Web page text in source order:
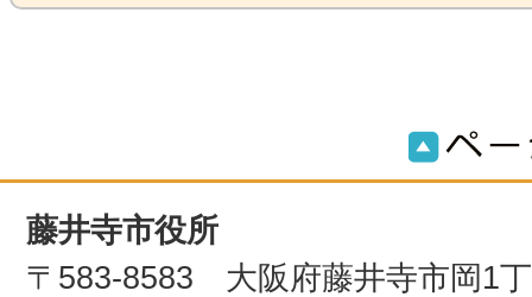
藤井寺市役所
〒583-8583 大阪府藤井寺市岡1